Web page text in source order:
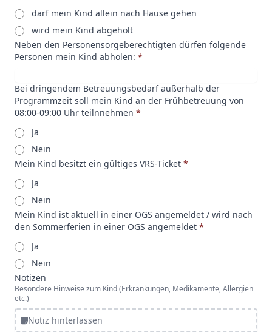
darf mein Kind allein nach Hause gehen
wird mein Kind abgeholt
Neben den Personensorgeberechtigten dürfen folgende
Personen mein Kind abholen: *
Bei dringendem Betreuungsbedarf außerhalb der
Programmzeit soll mein Kind an der Frühbetreuung von
08:00-09:00 Uhr teilnnehmen *
Ja
Nein
Mein Kind besitzt ein gültiges VRS-Ticket *
Ja
Nein
Mein Kind ist aktuell in einer OGS angemeldet / wird nach
den Sommerferien in einer OGS angemeldet *
Ja
Nein
Notizen
Besondere Hinweise zum Kind (Erkrankungen, Medikamente, Allergien
etc.)
Notiz hinterlassen